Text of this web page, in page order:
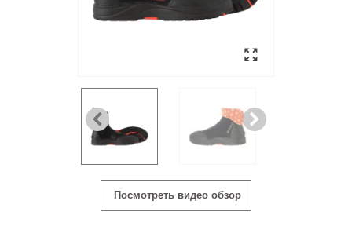
Посмотреть видео обзор